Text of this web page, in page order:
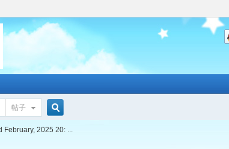
帖子
搜
February, 2025 20: ...